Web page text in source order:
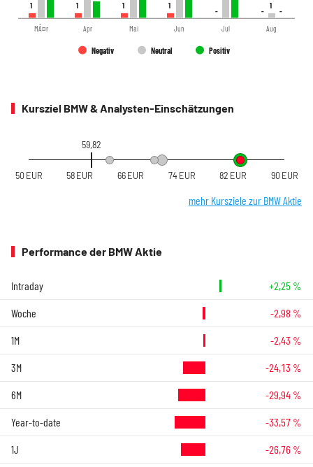
11 11 11 11
-- --
11
--
Negativ Neutral Positiv
MÃ¤r Apr Mai Jun Jul Aug
Kursziel BMW & Analysten-Einschätzungen
59,82
50 EUR 58 EUR 66 EUR 74 EUR 82 EUR 90 EUR
mehr Kursziele zur BMW Aktie
Performance der BMW Aktie
Intraday +2,25 %
Woche -2,98 %
1M -2,43 %
3M -24,13 %
6M -29,94 %
Year-to-date -33,57 %
1J -26,76 %